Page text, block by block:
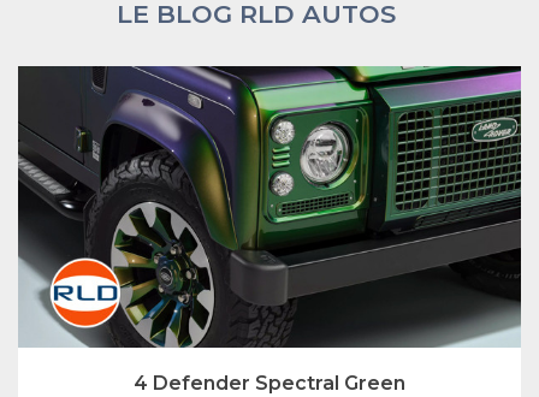
LE BLOG RLD AUTOS
4 Defender Spectral Green